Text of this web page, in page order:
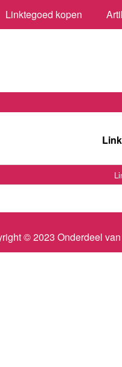
Linktegoed kopen
© 2023 Onderdeel van